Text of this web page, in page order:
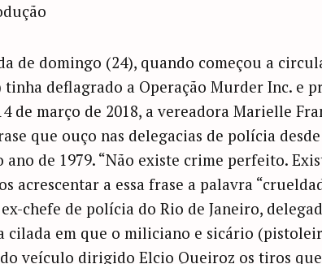
de domingo (24), quando começou a
tinha deflagrado a Operação Murder Inc. e
de março de 2018, a vereadora Marielle
que ouço nas delegacias de polícia
de 1979. “Não existe crime perfeito.
acrescentar a essa frase a palavra
chefe de polícia do Rio de Janeiro,
cilada em que o miliciano e sicário
veículo dirigido Elcio Queiroz os tiros